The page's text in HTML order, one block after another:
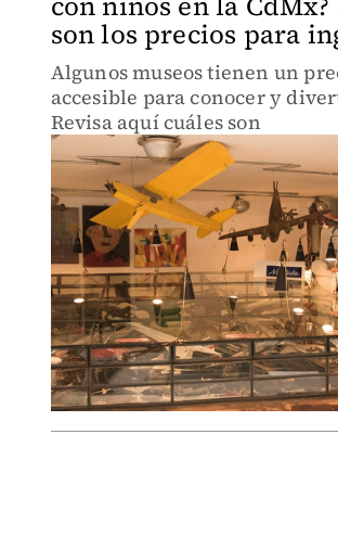
son los precios para
Algunos museos tienen un
accesible para conocer y
Revisa aquí cuáles son